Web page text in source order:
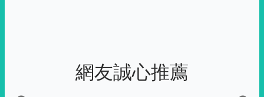
網友誠心推薦